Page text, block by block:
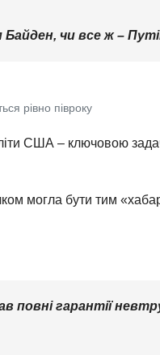
чи все ж –
рівно півроку
США – ключовою
могла бути тим
повні гарантії